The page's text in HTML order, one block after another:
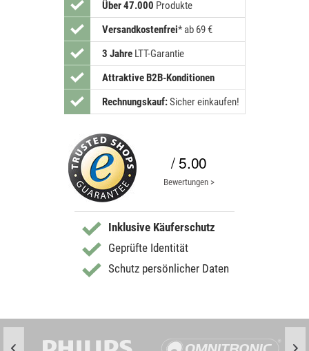
Über 47.000 Produkte
Versandkostenfrei* ab 69 €
3 JahreLTT-Garantie
Attraktive B2B-Konditionen
Rechnungskauf:Sicher einkaufen!
/ 5.00
Bewertungen >
Inklusive Käuferschutz
Geprüfte Identität
Schutz persönlicher Daten